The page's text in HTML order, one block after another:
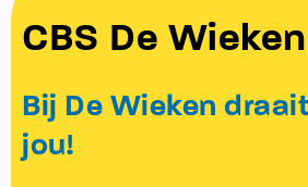
School
School
Onze visie rondom
identiteit
Ouders
MR & GMR
Aanmelden nieuwe
Contact
CBS De Wieken
Bij De Wieken
jou!